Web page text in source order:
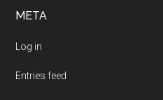
Footer
META
Log in
Entries feed